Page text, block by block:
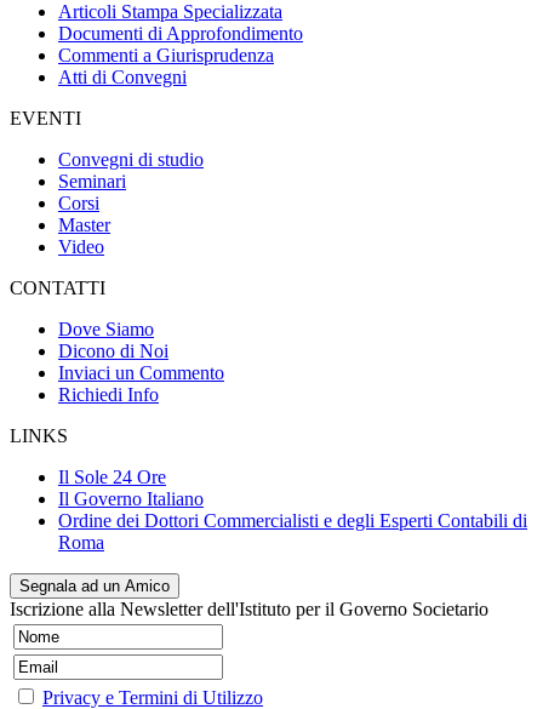
Articoli Stampa Specializzata
Documenti di Approfondimento
Commenti a Giurisprudenza
Atti di Convegni
EVENTI
Convegni di studio
Seminari
Corsi
Master
Video
CONTATTI
Dove Siamo
Dicono di Noi
Inviaci un Commento
Richiedi Info
LINKS
Il Sole 24 Ore
Il Governo Italiano
Ordine dei Dottori Commercialisti e degli Esperti Contabili di
Roma
Segnala ad un Amico
Iscrizione alla Newsletter dell'Istituto per il Governo Societario
Privacy e Termini di Utilizzo